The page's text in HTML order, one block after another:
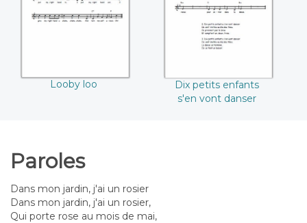
Looby loo
Dix petits enfants
s'en vont danser
Paroles
Dans mon jardin, j'ai un rosier
Dans mon jardin, j'ai un rosier,
Qui porte rose au mois de mai,